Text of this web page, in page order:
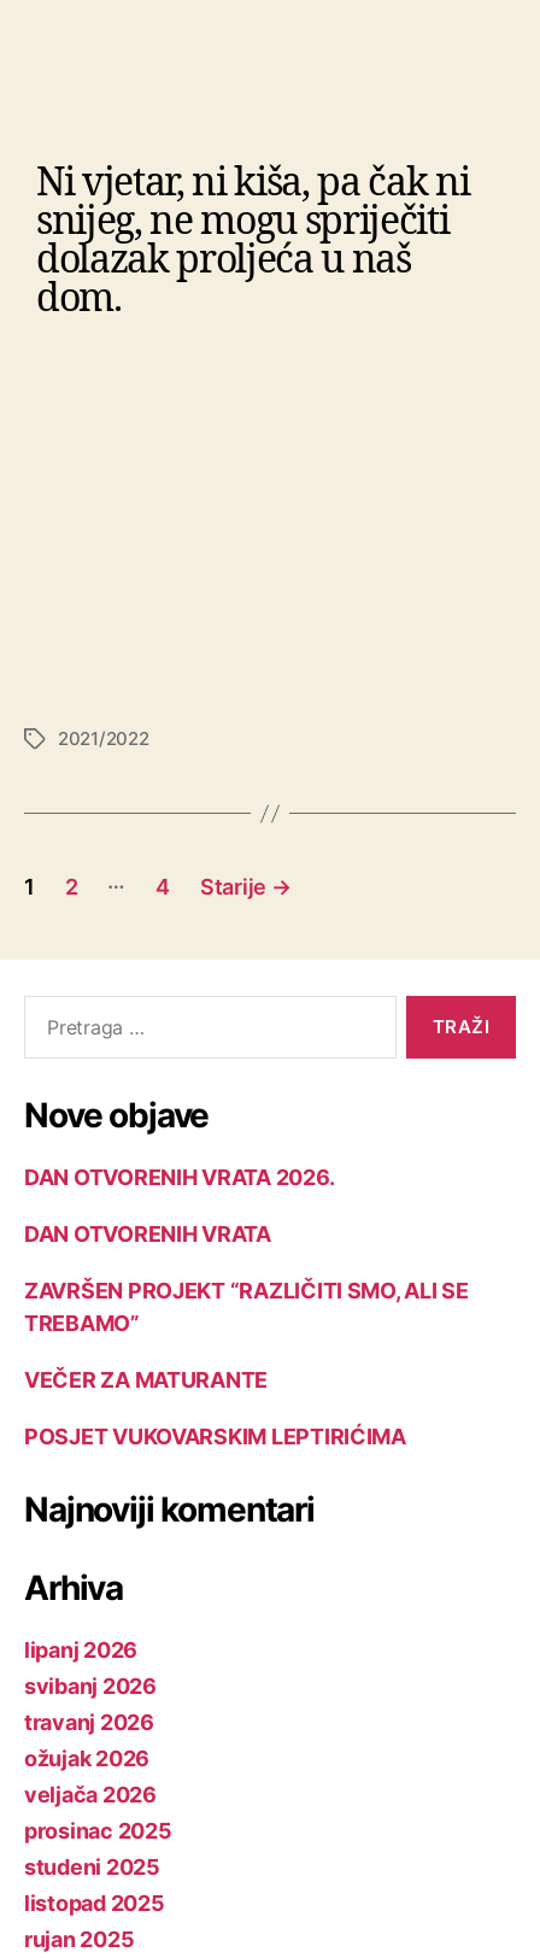
Ni vjetar, ni kiša, pa čak ni
snijeg, ne mogu spriječiti
dolazak proljeća u naš
dom.
2021/2022
1 2 … 4 Starije →
Nove objave
DAN OTVORENIH VRATA 2026.
DAN OTVORENIH VRATA
ZAVRŠEN PROJEKT “RAZLIČITI SMO, ALI SE
TREBAMO”
VEČER ZA MATURANTE
POSJET VUKOVARSKIM LEPTIRIĆIMA
Najnoviji komentari
Arhiva
lipanj 2026
svibanj 2026
travanj 2026
ožujak 2026
veljača 2026
prosinac 2025
studeni 2025
listopad 2025
rujan 2025